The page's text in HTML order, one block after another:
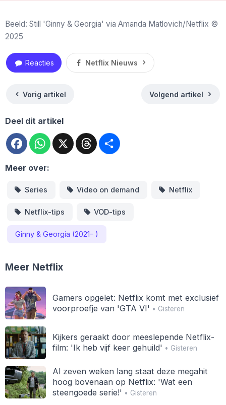
Beeld: Still 'Ginny & Georgia' via Amanda Matlovich/Netflix ©
2025
Reacties Netflix Nieuws
Vorig artikel Volgend artikel
Deel dit artikel
FacebookWhatsApp
X Threads
Meer over:
Series Video on demand Netflix
Netflix-tips VOD-tips
Ginny & Georgia (2021– )
Meer Netflix
Gamers opgelet: Netflix komt met exclusief
voorproefje van 'GTA VI' • Gisteren
Kijkers geraakt door meeslepende Netflix-
film: 'Ik heb vijf keer gehuild' • Gisteren
Al zeven weken lang staat deze megahit
hoog bovenaan op Netflix: 'Wat een
steengoede serie!' • Gisteren